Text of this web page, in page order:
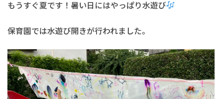
もうすぐ夏です！暑い日にはやっぱり水遊び
保育園では水遊び開きが行われました。